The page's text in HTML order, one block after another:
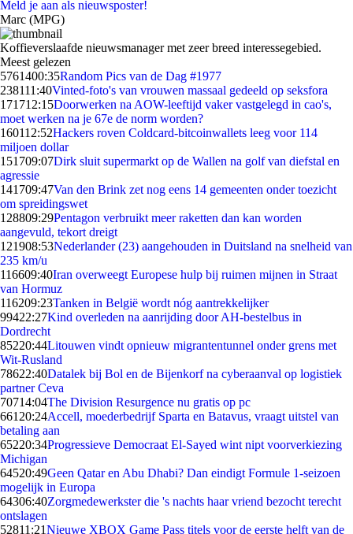
Meld je aan als nieuwsposter!
Marc (MPG)
Koffieverslaafde nieuwsmanager met zeer breed interessegebied.
Meest gelezen
5761400:35Random Pics van de Dag #1977
238111:40Vinted-foto's van vrouwen massaal gedeeld op seksfora
171712:15Doorwerken na AOW-leeftijd vaker vastgelegd in cao's,
moet werken na je 67e de norm worden?
160112:52Hackers roven Coldcard-bitcoinwallets leeg voor 114
miljoen dollar
151709:07Dirk sluit supermarkt op de Wallen na golf van diefstal en
agressie
141709:47Van den Brink zet nog eens 14 gemeenten onder toezicht
om spreidingswet
128809:29Pentagon verbruikt meer raketten dan kan worden
aangevuld, tekort dreigt
121908:53Nederlander (23) aangehouden in Duitsland na snelheid van
235 km/u
116609:40Iran overweegt Europese hulp bij ruimen mijnen in Straat
van Hormuz
116209:23Tanken in België wordt nóg aantrekkelijker
99422:27Kind overleden na aanrijding door AH-bestelbus in
Dordrecht
85220:44Litouwen vindt opnieuw migrantentunnel onder grens met
Wit-Rusland
78622:40Datalek bij Bol en de Bijenkorf na cyberaanval op logistiek
partner Ceva
70714:04The Division Resurgence nu gratis op pc
661 20:24Accell, moederbedrijf Sparta en Batavus, vraagt uitstel van
betaling aan
65220:34Progressieve Democraat El-Sayed wint nipt voorverkiezing
Michigan
64520:49Geen Qatar en Abu Dhabi? Dan eindigt Formule 1-seizoen
mogelijk in Europa
64306:40Zorgmedewerkster die 's nachts haar vriend bezocht terecht
ontslagen
52811:21Nieuwe XBOX Game Pass titels voor de eerste helft van de